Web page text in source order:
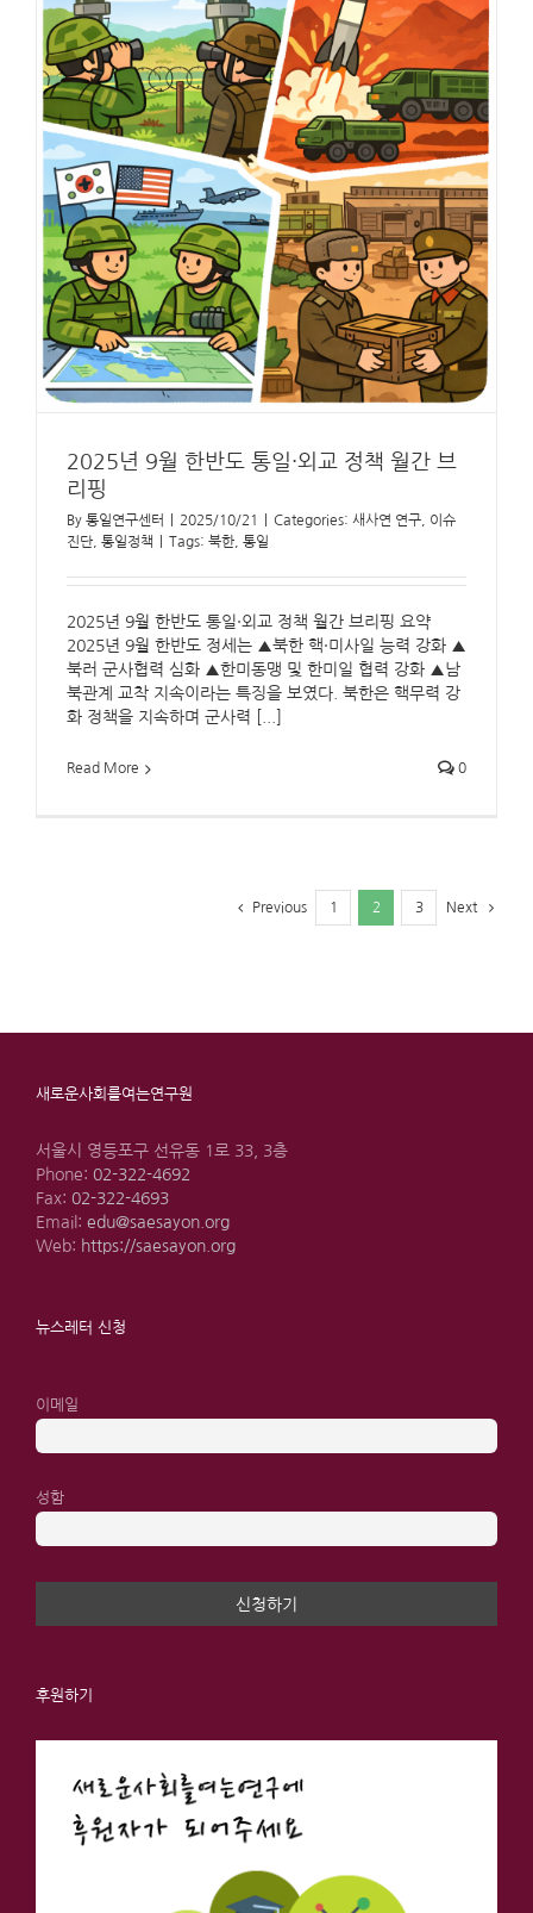
2025년 9월 한반도 통일·외교 정책 월간 브
리핑
By 통일연구센터 2025/10/21 Categories: 새사연 연구
이슈
진단 통일정책 Tags: 북한 통일
2025년 9월 한반도 통일·외교 정책 월간 브리핑 요약
2025년 9월 한반도 정세는 ▲북한 핵·미사일 능력 강화 ▲
북러 군사협력 심화 ▲한미동맹 및 한미일 협력 강화 ▲남
북관계 교착 지속이라는 특징을 보였다. 북한은 핵무력 강
화 정책을 지속하며 군사력 [...]
Read More 0
Previous 1 2 3 Next
새로운사회를여는연구원
서울시 영등포구 선유동 1로 33, 3층
Phone: 02-322-4692
Fax: 02-322-4693
Email: edu@saesayon.org
Web: https://saesayon.org
뉴스레터 신청
이메일
성함
후원하기